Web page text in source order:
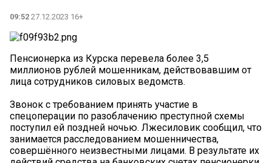
09:52 27.12.2023 16+
Пенсионерка из Курска перевела более 3,5
миллионов рублей мошенникам, действовавшим от
лица сотрудников силовых ведомств.
Звонок с требованием принять участие в
спецоперации по разоблачению преступной схемы
поступил ей поздней ночью. Лжесиловик сообщил, что
занимается расследованием мошенничества,
совершённого неизвестными лицами. В результате их